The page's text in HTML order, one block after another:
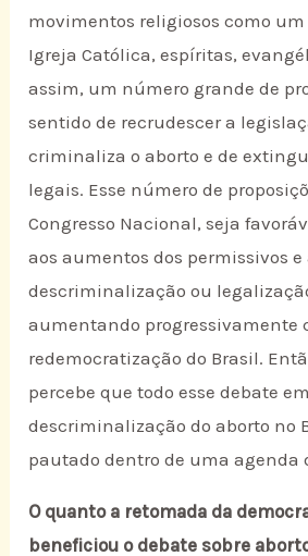
movimentos religiosos como
Igreja Católica, espíritas,
assim, um número grande de
sentido de recrudescer a
criminaliza o aborto e de
legais. Esse número de
Congresso Nacional, seja
aos aumentos dos permissivos e
descriminalização ou
aumentando progressivamente
redemocratização do Brasil.
percebe que todo esse debate
descriminalização do aborto no
pautado dentro de uma agenda
O quanto a retomada da
beneficiou o debate sobre